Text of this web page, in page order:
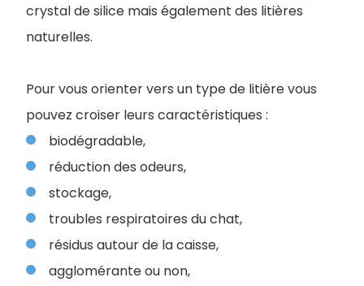
crystal de silice mais également des litières
naturelles.
Pour vous orienter vers un type de litière vous
pouvez croiser leurs caractéristiques :
biodégradable,
réduction des odeurs,
stockage,
troubles respiratoires du chat,
résidus autour de la caisse,
agglomérante ou non,